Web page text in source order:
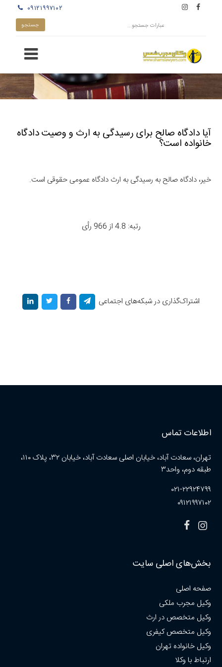
۰۹۱۲۱۹۹۷۱۰۲
آیا دادگاه صالح برای رسیدگی به ارث و وصیت دادگاه
خانواده است؟
خیر، دادگاه صالح به رسیدگی به ارث دادگاه عمومی حقوقی است.
رتبه: 4.8 از 966 رأی
اشتراک‌گذاری در شبکه‌های اجتماعی
اطلاعات تماس
تهران، سعادت آباد، خیابان اصلی سعادت آباد، خیابان ۳۲، پلاک ۱۱۰،
طبقه دوم، واحد۳
۰۲۱-۲۲۹۲۴۷۹۹
۰۹۱۲۱۹۹۷۱۰۲
بخش‌های اصلی سایت
صفحه اصلی
وکیل مجرب ملکی
وکیل متخصص در ارث
وکیل متخصص کیفری
وکیل خانواده تهران
ارتباط با وکلا